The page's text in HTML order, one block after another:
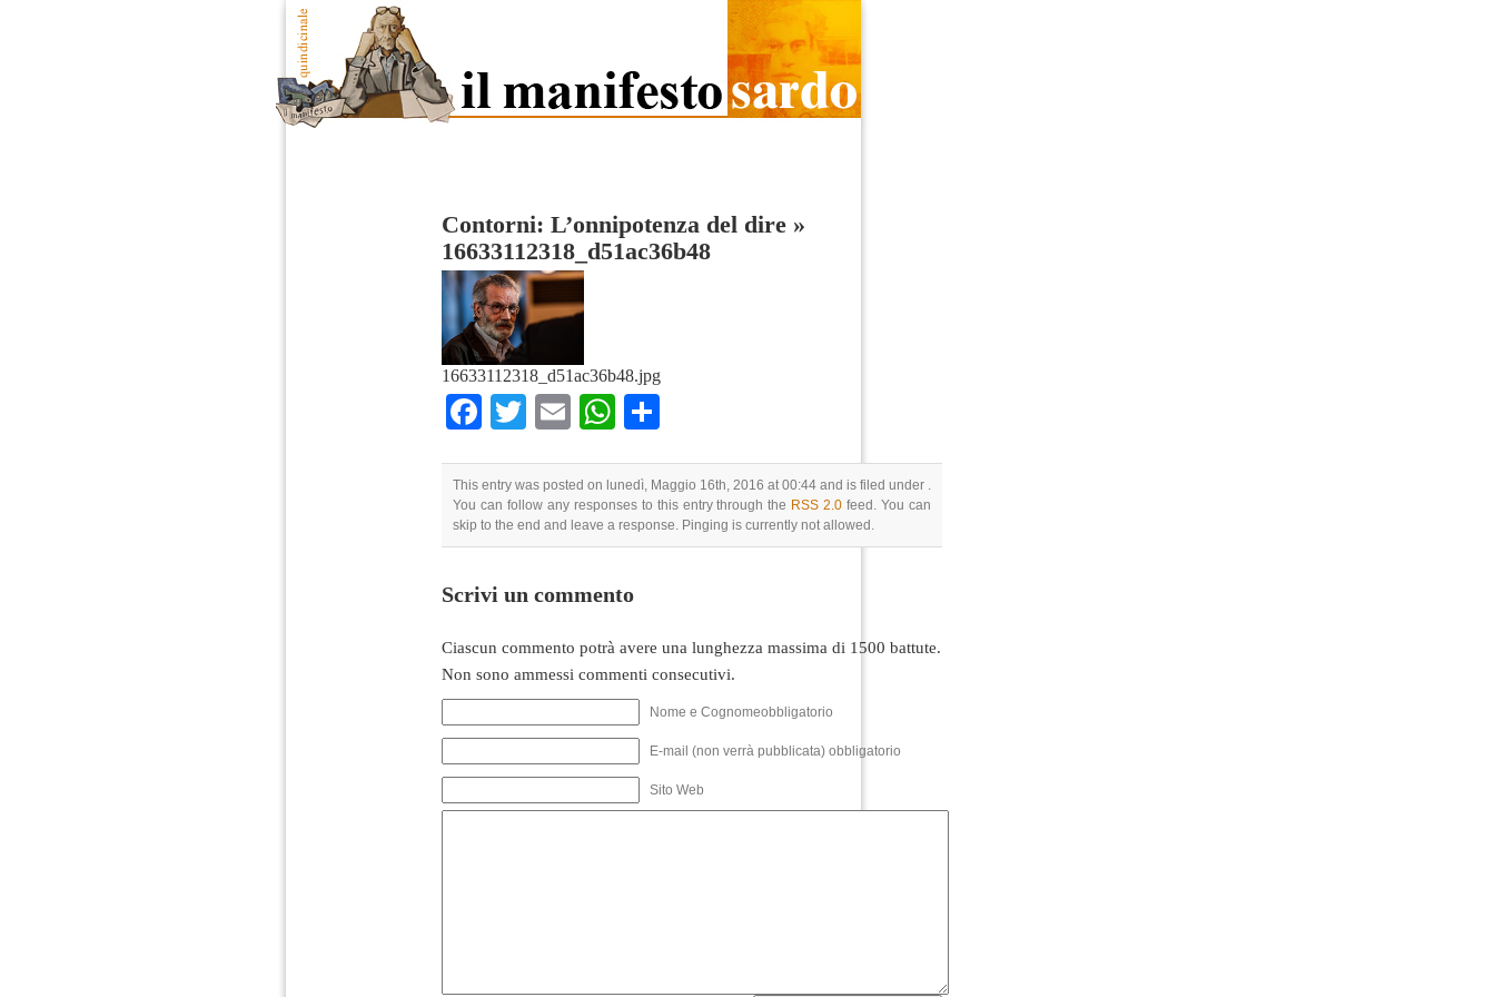
Contorni: L’onnipotenza del dire »
16633112318_d51ac36b48
16633112318_d51ac36b48.jpg
Facebook
TwitterEmailWhatsApp
This entry was posted on lunedì, Maggio 16th, 2016 at 00:44 and is filed under .
You can follow any responses to this entry through the RSS 2.0 feed. You can
skip to the end and leave a response. Pinging is currently not allowed.
Scrivi un commento
Ciascun commento potrà avere una lunghezza massima di 1500 battute.
Non sono ammessi commenti consecutivi.
Nome e Cognomeobbligatorio
E-mail (non verrà pubblicata) obbligatorio
Sito Web